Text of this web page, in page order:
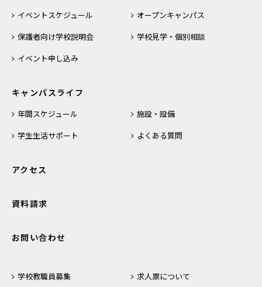
イベントスケジュール
オープンキャンパス
保護者向け学校説明会
学校見学・個別相談
イベント申し込み
キャンパスライフ
年間スケジュール
施設・設備
学生生活サポート
よくある質問
アクセス
資料請求
お問い合わせ
学校教職員募集
求人票について